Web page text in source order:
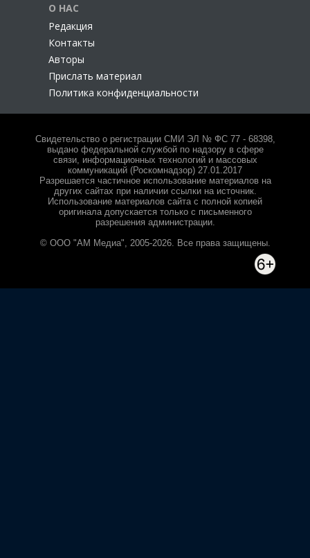
О НАС
Редакция
Контакты
Авторы
Прислать материал
Политика конфиденциальности
Свидетельство о регистрации СМИ ЭЛ № ФС 77 - 68398,
выдано федеральной службой по надзору в сфере
связи, информационных технологий и массовых
коммуникаций (Роскомнадзор) 27.01.2017
Разрешается частичное использование материалов на
других сайтах при наличии ссылки на источник.
Использование материалов сайта с полной копией
оригинала допускается только с письменного
разрешения администрации.
© ООО "АМ Медиа", 2005-2026. Все права защищены.